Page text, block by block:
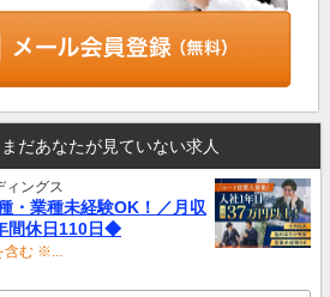
だあなたが見ていない求人
ィングス
・業種未経験OK！／月収
間休日110日◆
む ※...